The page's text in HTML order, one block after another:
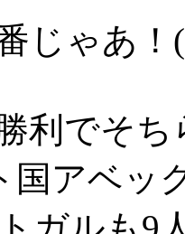
じゃあ！
利でそ
国アベッ